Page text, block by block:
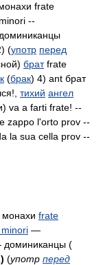
frate
--
(употр перед
братfrate
(брак) 4) ant брат
тихий ангел
va a farti frate! --
zappo l'orto prov --
la sua cella prov --
frate
—
(
(употр перед